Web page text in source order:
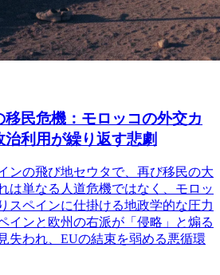
民危機：モロッコの外交カ
利用が繰り返す悲劇
ンの飛び地セウタで、再び移民の大
は単なる人道危機ではなく、モロッ
スペインに仕掛ける地政学的な圧力
インと欧州の右派が「侵略」と煽る
失われ、EUの結束を弱める悪循環